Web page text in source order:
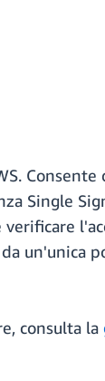
Single
un'unica
consulta la